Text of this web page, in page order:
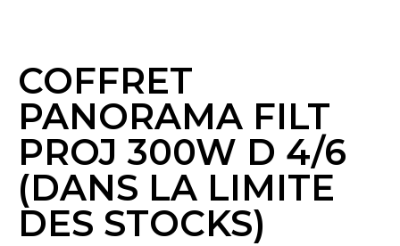
COFFRET
PANORAMA FILT
PROJ 300W D 4/6
(DANS LA LIMITE
DES STOCKS)